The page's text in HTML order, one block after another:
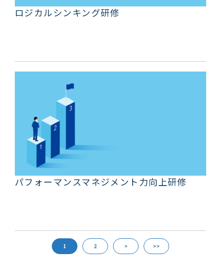
ロジカルシンキング研修
パフォーマンスマネジメント力向上研修
1 2 > >>